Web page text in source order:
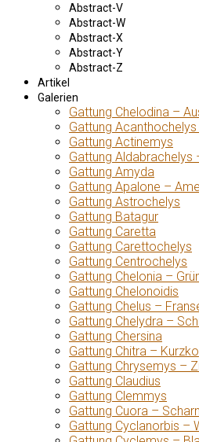
Abstract-V
Abstract-W
Abstract-X
Abstract-Y
Abstract-Z
Artikel
Galerien
Gattung Chelodina –
Gattung
Gattung Actinemys
Gattung Aldabrachelys
Gattung Amyda
Gattung Apalone –
Gattung Astrochelys
Gattung Batagur
Gattung Caretta
Gattung Carettochelys
Gattung Centrochelys
Gattung Chelonia –
Gattung Chelonoidis
Gattung Chelus –
Gattung Chelydra –
Gattung Chersina
Gattung Chitra –
Gattung Chrysemys –
Gattung Claudius
Gattung Clemmys
Gattung Cuora –
Gattung Cyclanorbis –